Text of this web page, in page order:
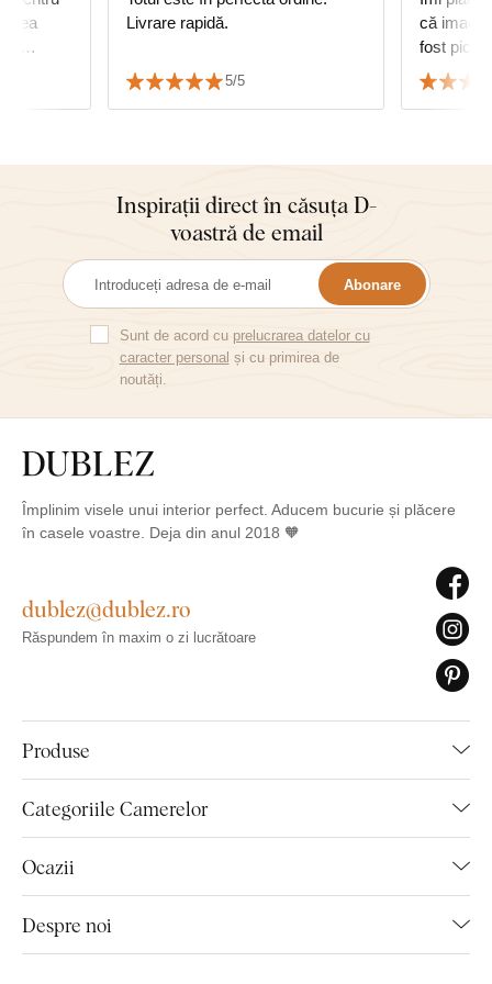
Livrare rapidă.
5/5
că
fost
Inspirații direct în căsuța D-
voastră de email
Abonare
Sunt de acord cu prelucrarea datelor cu
caracter personal și cu primirea de
noutăți.
Împlinim visele unui interior perfect. Aducem bucurie și plăcere
în casele voastre. Deja din anul 2018 🧡
Produse
Categoriile Camerelor
Ocazii
Despre noi
dublez@dublez.ro
Răspundem în maxim o zi lucrătoare